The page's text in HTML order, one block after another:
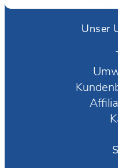
Unser